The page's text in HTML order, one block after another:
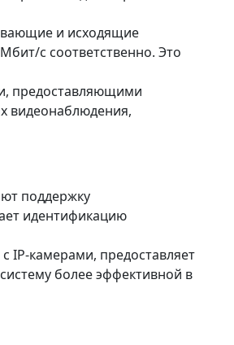
и исходящие
с соответственно. Это
предоставляющими
видеонаблюдения,
поддержку
идентификацию
IP-камерами, предоставляет
более эффективной в